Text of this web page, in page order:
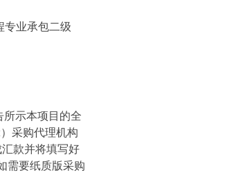
专业承包二级
所示本项目的全
）采购代理机构
款并将填写好
需要纸质版采购